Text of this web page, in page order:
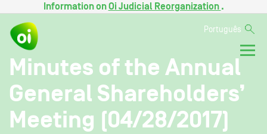
Information onOi Judicial Reorganization .
Português
Minutes of the Annual
General Shareholders’
Meeting (04/28/2017)